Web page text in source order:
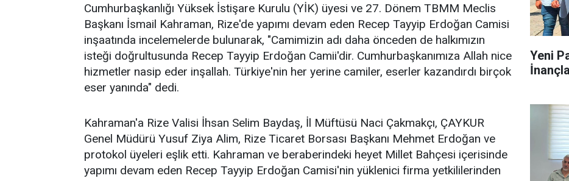
Cumhurbaşkanlığı Yüksek İstişare Kurulu (YİK) üyesi ve 27. Dönem TBMM Meclis
Başkanı İsmail Kahraman, Rize'de yapımı devam eden Recep Tayyip Erdoğan Camisi
inşaatında incelemelerde bulunarak, "Camimizin adı daha önceden de halkımızın
isteği doğrultusunda Recep Tayyip Erdoğan Camii'dir. Cumhurbaşkanımıza Allah nice
hizmetler nasip eder inşallah. Türkiye'nin her yerine camiler, eserler kazandırdı birçok
eser yanında" dedi.
Kahraman'a Rize Valisi İhsan Selim Baydaş, İl Müftüsü Naci Çakmakçı, ÇAYKUR
Genel Müdürü Yusuf Ziya Alim, Rize Ticaret Borsası Başkanı Mehmet Erdoğan ve
protokol üyeleri eşlik etti. Kahraman ve beraberindeki heyet Millet Bahçesi içerisinde
yapımı devam eden Recep Tayyip Erdoğan Camisi'nin yüklenici firma yetkililerinden
Yeni